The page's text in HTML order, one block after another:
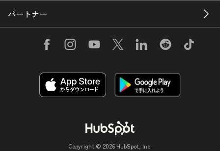
パートナー
Copyright © 2026 HubSpot, Inc.